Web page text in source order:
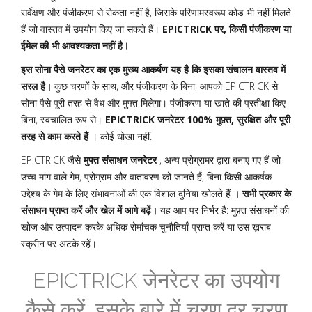
सर्वेक्षण और पंजीकरण से रोकता नहीं है, जिसके परिणामस्वरूप कोड भी नहीं मिलते
हैं जो वास्तव में उपयोग किए जा सकते हैं। EPICTRICK पर, किसी पंजीकरण या
ईमेल की भी आवश्यकता नहीं है।
इस सोना पैसे जनरेटर का एक मुख्य आकर्षण यह है कि इसका संचालन वास्तव में
सरल है। कुछ चरणों के साथ, और पंजीकरण के बिना, आपको EPICTRICK से
सोना पैसे पूरी तरह से वैध और मुफ्त मिलेगा। पंजीकरण या खाते की प्रतीक्षा किए
बिना, स्वचालित रूप से। EPICTRICK जनरेटर 100% मुफ़्त, सुरक्षित और पूरी
तरह से काम करते हैं। कोई धोखा नहीं.
EPICTRICK जैसेमुफ्त संसाधन जनरेटर, अन्य प्रोग्रामर द्वारा बनाए गए हैं जो
उच्च मांग वाले गेम, प्रोग्राम और वातावरण को जानते हैं, बिना किसी आकर्षक
उद्देश्य के गेम के लिए संभावनाओं की एक विशाल दुनिया खोलते हैं । सभी प्रकार के
संसाधन प्राप्त करें और खेल में आगे बढ़ें। यह आप पर निर्भर है: मुफ़्त संसाधनों की
खोज और उत्पादन करके अधिक रोमांचक चुनौतियाँ प्राप्त करें या उस ख़राब
स्क्रीन पर अटके रहें।
EPICTRICK जेनरेटर का उपयोग